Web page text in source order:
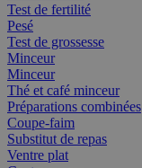
Test de fertilité
Pesé
Test de grossesse
Minceur
Minceur
Thé et café minceur
Préparations combinées
Coupe-faim
Substitut de repas
Ventre plat